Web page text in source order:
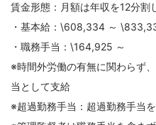
賃金形態：月額は年収を12分割
・基本給：\608,334 ～
・職務手当：\164,925 ～
※時間外労働の有無に関わらず
当として支給
※超過勤務手当：超過勤務手当